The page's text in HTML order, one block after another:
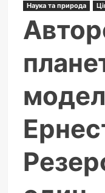
Наука та природа